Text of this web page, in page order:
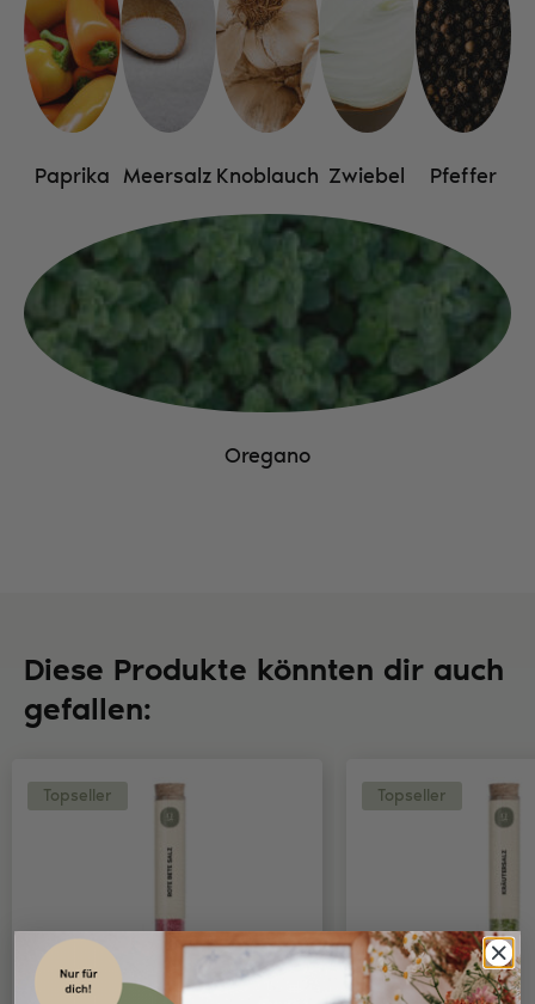
Paprika Meersalz Knoblauch Zwiebel Pfeffer
Oregano
Diese Produkte könnten dir auch
gefallen:
Topseller Topseller